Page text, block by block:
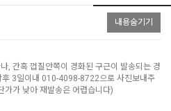
내용숨기기
, 간혹 껍질안쪽이 경화된 구근이 발송되는 경
후 3일이내 010-4098-8722으로 사진보내주
가가 낮아 재발송은 어렵습니다)